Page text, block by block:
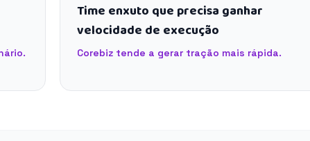
Time enxuto que precisa ganhar
velocidade de execução
Corebiz tende a gerar tração mais rápida.